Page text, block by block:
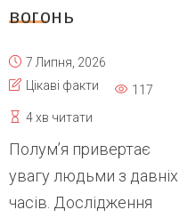
вогонь
7 Липня, 2026
Цікаві факти
117
4 хв читати
Полум’я привертає
увагу людьми з давніх
часів. Дослідження